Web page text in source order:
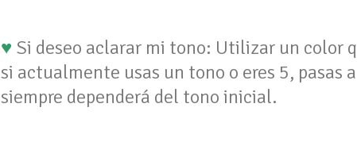
♥ Si deseo aclarar mi tono: Utilizar un color
si actualmente usas un tono o eres 5, pasas
siempre dependerá del tono inicial.